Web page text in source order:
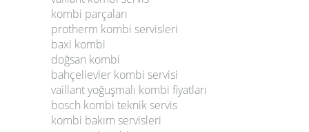
kombi parçaları
protherm kombi servisleri
baxi kombi
doğsan kombi
bahçelievler kombi servisi
vaillant yoğuşmalı kombi fiyatları
bosch kombi teknik servis
kombi bakım servisleri